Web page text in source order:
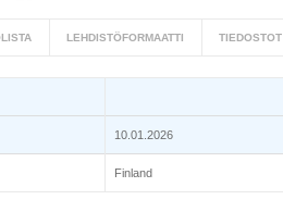
LEHDISTÖFORMAATTI TIEDOSTOT
10.01.2026
Finland